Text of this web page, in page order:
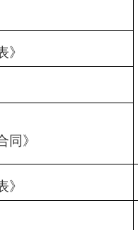
》
同》
》